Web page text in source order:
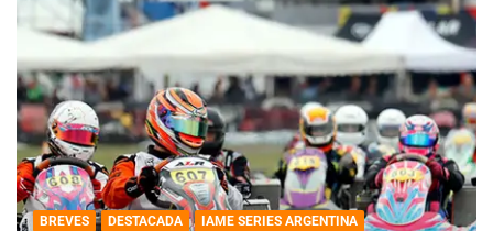
BREVES DESTACADA
IAME SERIES ARGENTINA